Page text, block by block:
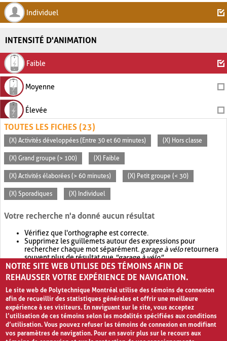
Individuel
INTENSITÉ D'ANIMATION
Faible
Moyenne
Élevée
TOUTES LES FICHES (23)
(X) Activités développées (Entre 30 et 60 minutes) (X) Hors classe
(X) Grand groupe (> 100) (X) Faible
(X) Activités élaborées (> 60 minutes) (X) Petit groupe (< 30)
(X) Sporadiques (X) Individuel
Votre recherche n'a donné aucun résultat
Vérifiez que l'orthographe est correcte.
Supprimez les guillemets autour des expressions pour
rechercher chaque mot séparément. garage à véloretournera
souvent plus de résultat que"garage à vélo".
Envisagez d'élargir votre recherche avec OR.garage OR vélo
retournera souvent plus de résultat quegarage à vélo
NOTRE SITE WEB UTILISE DES TÉMOINS AFIN DE
REHAUSSER VOTRE EXPÉRIENCE DE NAVIGATION.
Le site web de Polytechnique Montréal utilise des témoins de connexion
afin de recueillir des statistiques générales et offrir une meilleure
expérience à ses visiteurs. En naviguant sur le site, vous acceptez
l’utilisation de ces témoins selon les modalités spécifiées aux conditions
d’utilisation. Vous pouvez refuser les témoins de connexion en modifiant
vos paramètres de navigation. Pour en savoir plus sur le recours aux